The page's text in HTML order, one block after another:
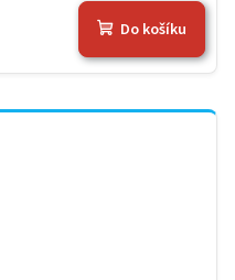
Do košíku